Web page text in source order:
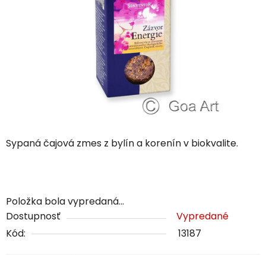
Sypaná čajová zmes z bylín a korenín v biokvalite.
Položka bola vypredaná…
Dostupnosť
Vypredané
Kód:
13187